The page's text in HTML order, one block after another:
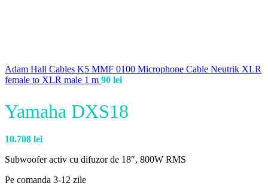
Adam Hall Cables K5 MMF 0100 Microphone Cable Neutrik XLR
female to XLR male 1 m 90 lei
Yamaha DXS18
10.708 lei
Subwoofer activ cu difuzor de 18″, 800W RMS
Pe comanda 3-12 zile